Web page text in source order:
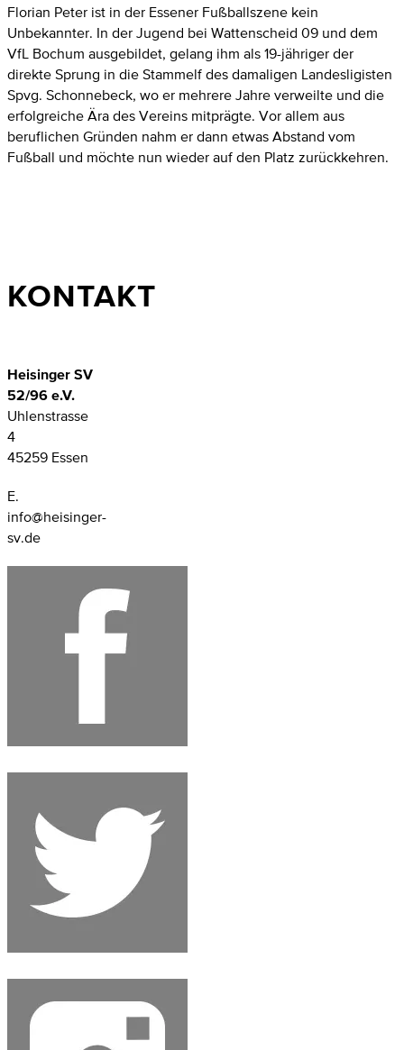
Florian Peter ist in der Essener Fußballszene kein
Unbekannter. In der Jugend bei Wattenscheid 09 und dem
VfL Bochum ausgebildet, gelang ihm als 19-jähriger der
direkte Sprung in die Stammelf des damaligen Landesligisten
Spvg. Schonnebeck, wo er mehrere Jahre verweilte und die
erfolgreiche Ära des Vereins mitprägte. Vor allem aus
beruflichen Gründen nahm er dann etwas Abstand vom
Fußball und möchte nun wieder auf den Platz zurückkehren.
KONTAKT
Heisinger SV
52/96 e.V.
Uhlenstrasse
4
45259 Essen
E.
info@heisinger-
sv.de